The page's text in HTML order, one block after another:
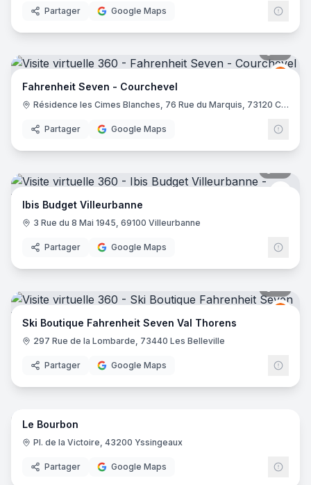
Partager Google Maps
Fahrenheit Seven - Courchevel
Résidence les Cimes Blanches, 76 Rue du Marquis, 73120 Courchevel
Partager Google Maps
Ibis
Ibis Budget Villeurbanne
3 Rue du 8 Mai 1945, 69100 Villeurbanne
Partager Google Maps
Ski Boutique Fahrenheit Seven Val Thorens
297 Rue de la Lombarde, 73440 Les Belleville
Partager Google Maps
16
Le Bourbon
Pl. de la Victoire, 43200 Yssingeaux
Partager Google Maps